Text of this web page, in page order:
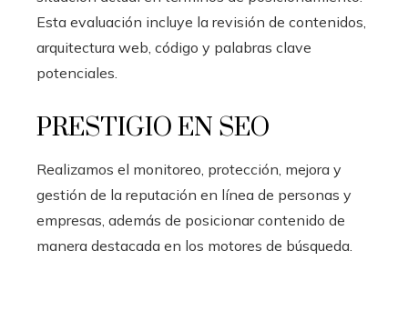
Esta evaluación incluye la revisión de contenidos,
arquitectura web, código y palabras clave
potenciales.
PRESTIGIO EN SEO
Realizamos el monitoreo, protección, mejora y
gestión de la reputación en línea de personas y
empresas, además de posicionar contenido de
manera destacada en los motores de búsqueda.